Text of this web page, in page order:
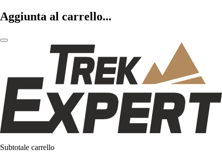
Aggiunta al carrello...
Subtotale carrello